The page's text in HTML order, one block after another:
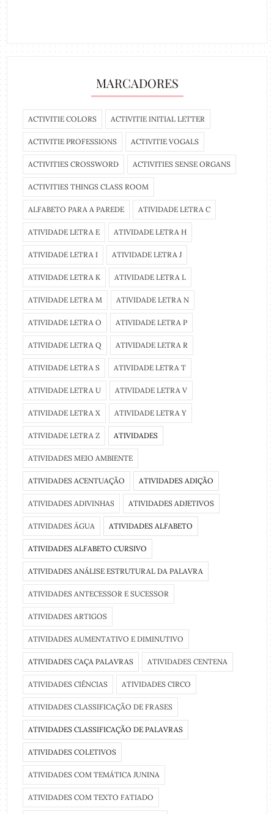
MARCADORES
ACTIVITIE COLORS ACTIVITIE INITIAL LETTER
ACTIVITIE PROFESSIONS ACTIVITIE VOGALS
ACTIVITIES CROSSWORD ACTIVITIES SENSE ORGANS
ACTIVITIES THINGS CLASS ROOM
ALFABETO PARA A PAREDE ATIVIDADE LETRA C
ATIVIDADE LETRA E ATIVIDADE LETRA H
ATIVIDADE LETRA I ATIVIDADE LETRA J
ATIVIDADE LETRA K ATIVIDADE LETRA L
ATIVIDADE LETRA M ATIVIDADE LETRA N
ATIVIDADE LETRA O ATIVIDADE LETRA P
ATIVIDADE LETRA Q ATIVIDADE LETRA R
ATIVIDADE LETRA S ATIVIDADE LETRA T
ATIVIDADE LETRA U ATIVIDADE LETRA V
ATIVIDADE LETRA X ATIVIDADE LETRA Y
ATIVIDADE LETRA Z ATIVIDADES
ATIVIDADES MEIO AMBIENTE
ATIVIDADES ACENTUAÇÃO ATIVIDADES ADIÇÃO
ATIVIDADES ADIVINHAS ATIVIDADES ADJETIVOS
ATIVIDADES ÁGUA ATIVIDADES ALFABETO
ATIVIDADES ALFABETO CURSIVO
ATIVIDADES ANÁLISE ESTRUTURAL DA PALAVRA
ATIVIDADES ANTECESSOR E SUCESSOR
ATIVIDADES ARTIGOS
ATIVIDADES AUMENTATIVO E DIMINUTIVO
ATIVIDADES CAÇA PALAVRAS ATIVIDADES CENTENA
ATIVIDADES CIÊNCIAS ATIVIDADES CIRCO
ATIVIDADES CLASSIFICAÇÃO DE FRASES
ATIVIDADES CLASSIFICAÇÃO DE PALAVRAS
ATIVIDADES COLETIVOS
ATIVIDADES COM TEMÁTICA JUNINA
ATIVIDADES COM TEXTO FATIADO